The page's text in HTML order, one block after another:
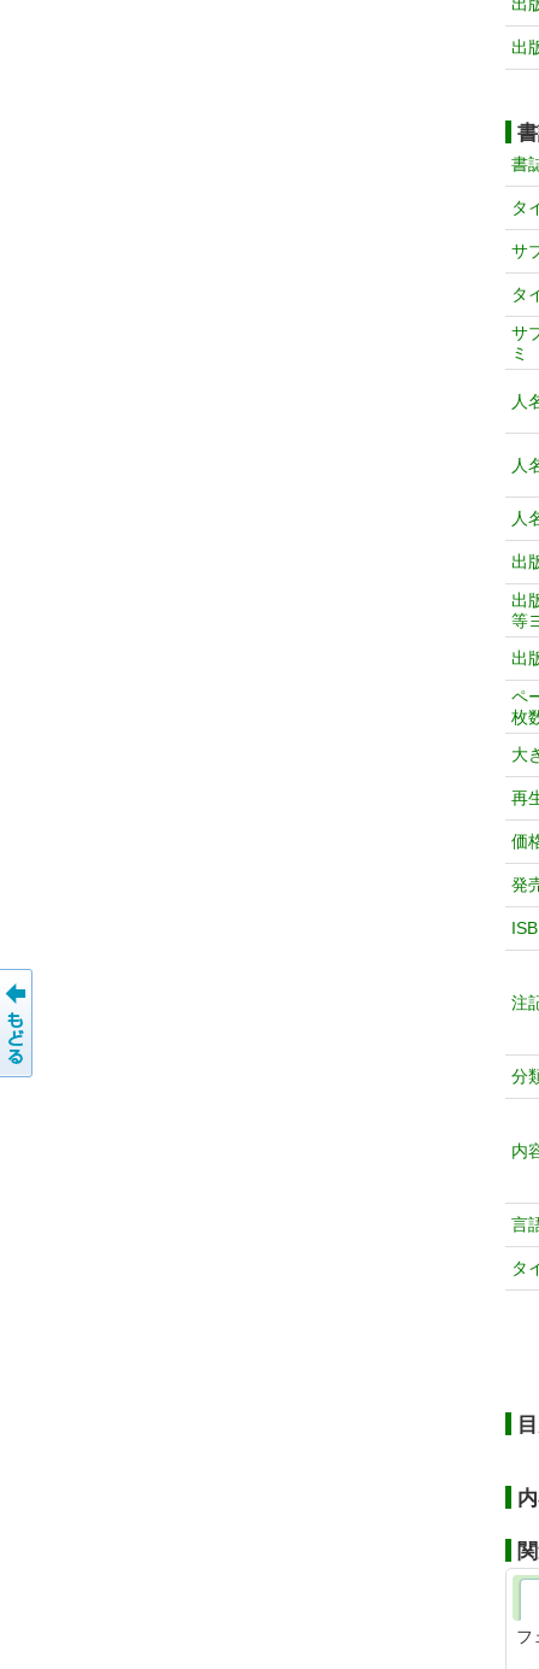
出
書
タ
サ
タ
サ
ミ
人
人
人
出
出
等
出
ペ
枚
大
再
価
発
注
分
内
言
タ
フ